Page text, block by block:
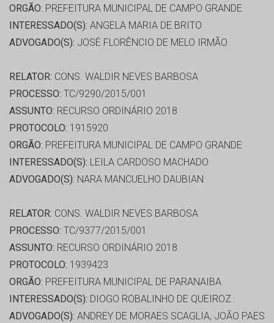
ORGÃO: PREFEITURA MUNICIPAL DE CAMPO GRANDE
INTERESSADO(S): ANGELA MARIA DE BRITO
ADVOGADO(S): JOSÉ FLORÊNCIO DE MELO IRMÃO
RELATOR: CONS. WALDIR NEVES BARBOSA
PROCESSO: TC/9290/2015/001
ASSUNTO: RECURSO ORDINÁRIO 2018
PROTOCOLO: 1915920
ORGÃO: PREFEITURA MUNICIPAL DE CAMPO GRANDE
INTERESSADO(S): LEILA CARDOSO MACHADO
ADVOGADO(S): NARA MANCUELHO DAUBIAN
RELATOR: CONS. WALDIR NEVES BARBOSA
PROCESSO: TC/9377/2015/001
ASSUNTO: RECURSO ORDINÁRIO 2018
PROTOCOLO: 1939423
ORGÃO: PREFEITURA MUNICIPAL DE PARANAIBA
INTERESSADO(S): DIOGO ROBALINHO DE QUEIROZ
ADVOGADO(S): ANDREY DE MORAES SCAGLIA, JOÃO PAES